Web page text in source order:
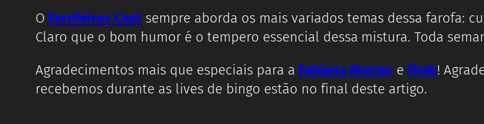
O Farofeiros Castsempre aborda os mais variados temas dessa farofa:
Claro que o bom humor é o tempero essencial dessa mistura. Toda
Agradecimentos mais que especiais para a Fabiana Murray e Firak!
recebemos durante as lives de bingo estão no final deste artigo.